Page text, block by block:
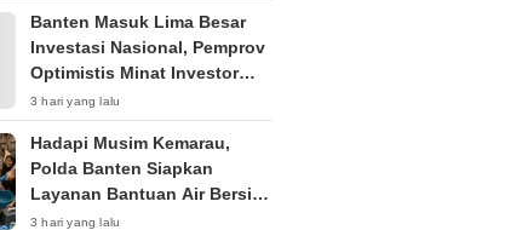
Banten Masuk Lima Besar
Investasi Nasional, Pemprov
Optimistis Minat Investor
Terus Tumbuh
3 hari yang lalu
Hadapi Musim Kemarau,
Polda Banten Siapkan
Layanan Bantuan Air Bersih
Melalui 110
3 hari yang lalu